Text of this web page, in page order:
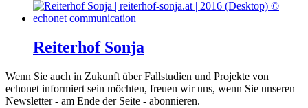
Reiterhof Sonja
Wenn Sie auch in Zukunft über Fallstudien und Projekte von
echonet informiert sein möchten, freuen wir uns, wenn Sie unseren
Newsletter - am Ende der Seite - abonnieren.